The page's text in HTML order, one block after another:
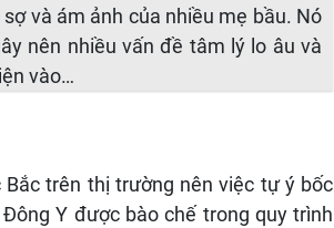
và ám ảnh của nhiều mẹ bầu. Nó
nên nhiều vấn đề tâm lý lo âu và
vào…
trên thị trường nên việc tự ý bốc
Y được bào chế trong quy trình